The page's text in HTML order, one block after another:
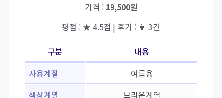
가격 : 19,500원
평점 : ★ 4.5점 | 후기 : 👨‍‍ 3건
구분
내용
사용계절
여름용
색상계열
브라운계열